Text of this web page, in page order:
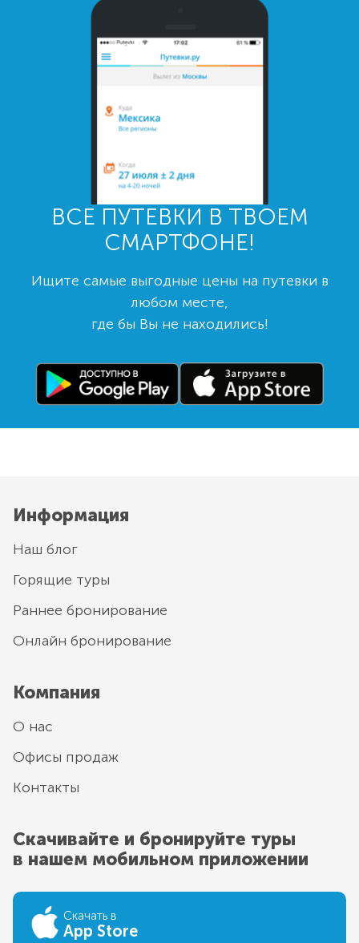
ВСЕ ПУТЕВКИ В ТВОЕМ
СМАРТФОНЕ!
Ищите самые выгодные цены на путевки в
любом месте,
где бы Вы не находились!
Информация
Наш блог
Горящие туры
Раннее бронирование
Онлайн бронирование
Компания
О нас
Офисы продаж
Контакты
Скачивайте и бронируйте туры
в нашем мобильном приложении
Скачать в
App Store